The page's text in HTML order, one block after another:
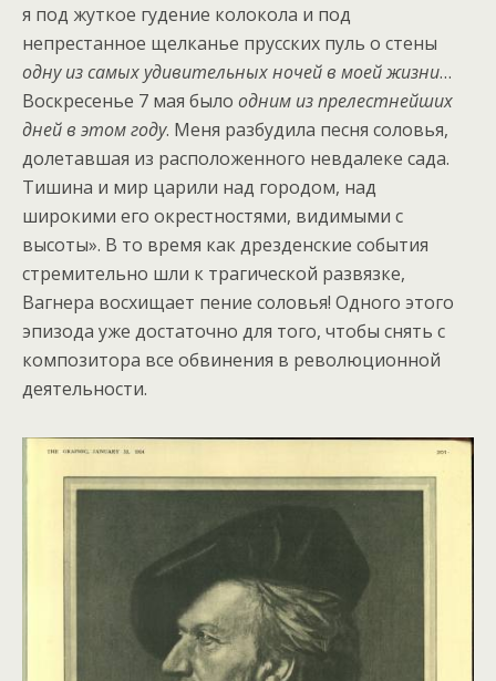
я под жуткое гудение колокола и под
непрестанное щелканье прусских пуль о стены
одну из самых удивительных ночей в моей жизни…
Воскресенье 7 мая было одним из прелестнейших
дней в этом году. Меня разбудила песня соловья,
долетавшая из расположенного невдалеке сада.
Тишина и мир царили над городом, над
широкими его окрестностями, видимыми с
высоты». В то время как дрезденские события
стремительно шли к трагической развязке,
Вагнера восхищает пение соловья! Одного этого
эпизода уже достаточно для того, чтобы снять с
композитора все обвинения в революционной
деятельности.